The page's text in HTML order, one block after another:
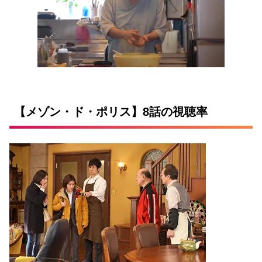
【メゾン・ド・ポリス】8話の視聴率